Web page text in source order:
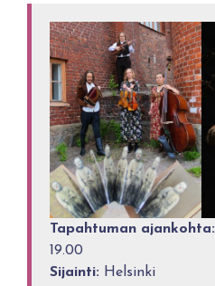
Tapahtuman ajankohta:
19.00
Sijainti: Helsinki